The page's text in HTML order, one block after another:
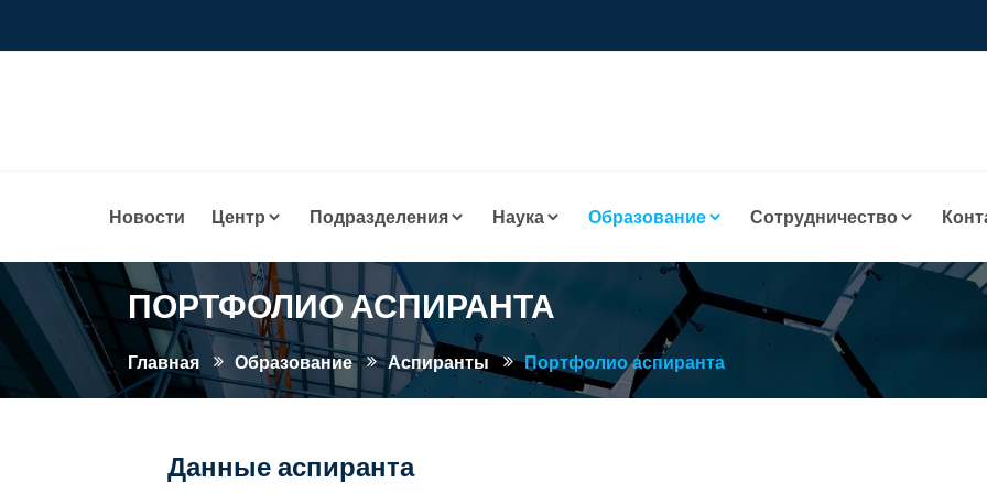
Новости Центр Подразделения Наука Образование Сотрудничество
ПОРТФОЛИО АСПИРАНТА
Главная Образование Аспиранты Портфолио аспиранта
Данные аспиранта